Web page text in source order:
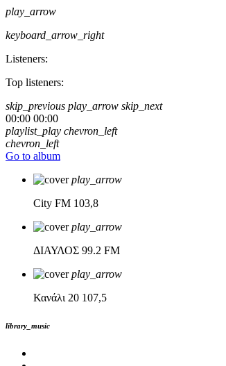
play_arrow
keyboard_arrow_right
Listeners:
Top listeners:
skip_previous play_arrow skip_next
00:00 00:00
playlist_play chevron_left
chevron_left
Go to album
play_arrow
City FM 103,8
play_arrow
ΔΙΑΥΛΟΣ 99.2 FM
play_arrow
Κανάλι 20 107,5
library_music